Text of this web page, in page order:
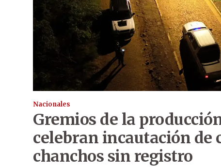
Nacionales
Gremios de la
celebran incautación de
chanchos sin registro